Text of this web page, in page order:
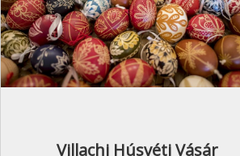
Villachi Húsvéti Vásár